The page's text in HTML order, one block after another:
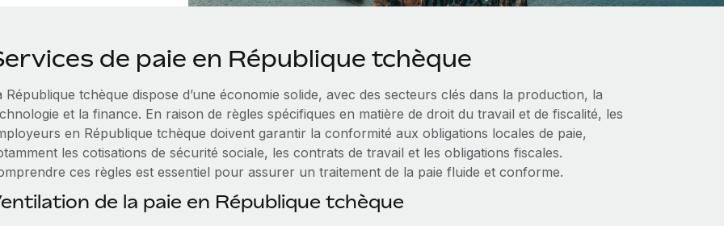
de paie en République tchèque
République tchèque dispose d’une économie solide, avec des secteurs clés dans la production, la
et la finance. En raison de règles spécifiques en matière de droit du travail et de fiscalité, les
en République tchèque doivent garantir la conformité aux obligations locales de paie,
les cotisations de sécurité sociale, les contrats de travail et les obligations fiscales.
ces règles est essentiel pour assurer un traitement de la paie fluide et conforme.
de la paie en République tchèque